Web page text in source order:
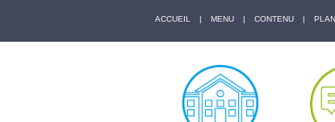
ACCUEIL | MENU | CONTENU |